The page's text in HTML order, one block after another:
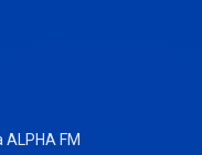
FM